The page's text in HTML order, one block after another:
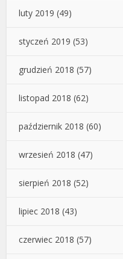
luty 2019 (49)
styczeń 2019 (53)
grudzień 2018 (57)
listopad 2018 (62)
październik 2018 (60)
wrzesień 2018 (47)
sierpień 2018 (52)
lipiec 2018 (43)
czerwiec 2018 (57)